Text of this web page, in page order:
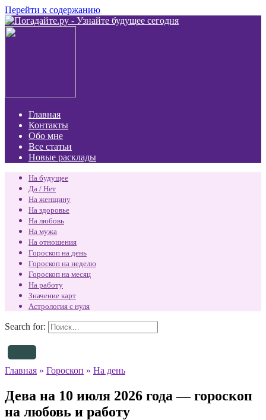
Перейти к содержанию
Главная
Контакты
Обо мне
Все статьи
Новые расклады
На будущее
Да / Нет
На женщину
На здоровье
На любовь
На мужа
На отношения
Гороскоп на день
Гороскоп на неделю
Гороскоп на месяц
На работу
Значение карт
Астрология с нуля
Search for:
Главная » Гороскоп » На день
Дева на 10 июля 2026 года — гороскоп
на любовь и работу